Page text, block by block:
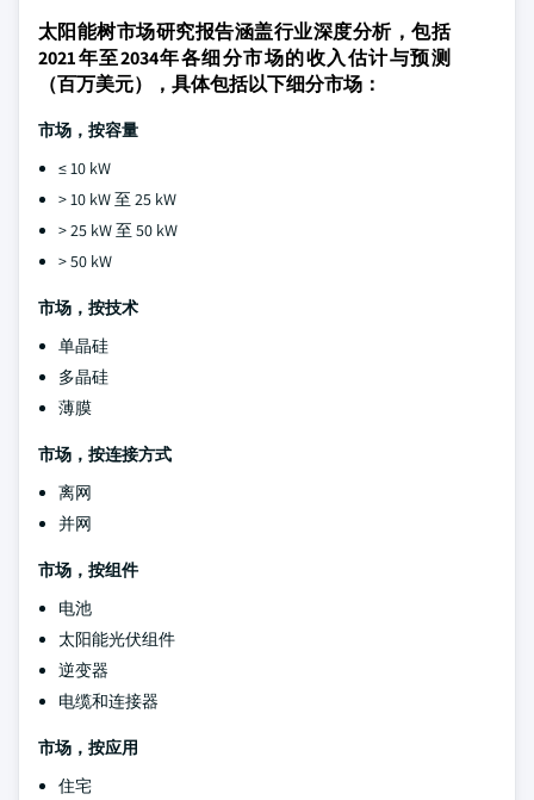
太阳能树市场研究报告涵盖行业深度分析，包括
2021年至2034年各细分市场的收入估计与预测
（百万美元），具体包括以下细分市场：
市场，按容量
≤ 10 kW
> 10 kW 至 25 kW
> 25 kW 至 50 kW
> 50 kW
市场，按技术
单晶硅
多晶硅
薄膜
市场，按连接方式
离网
并网
市场，按组件
电池
太阳能光伏组件
逆变器
电缆和连接器
市场，按应用
住宅